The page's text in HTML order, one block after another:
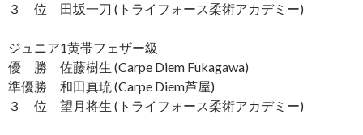
３ 位 田坂一刀 (トライフォース柔術アカデミー)
ジュニア1黄帯フェザー級
優 勝 佐藤樹生 (Carpe Diem Fukagawa)
準優勝 和田真琉 (Carpe Diem芦屋)
３ 位 望月将生 (トライフォース柔術アカデミー)